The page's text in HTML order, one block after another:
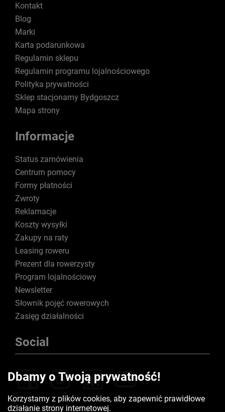
Kontakt
Blog
Marki
Karta podarunkowa
Regulamin sklepu
Regulamin programu lojalnościowego
Polityka prywatności
Sklep stacjonarny Bydgoszcz
Mapa strony
Informacje
Status zamówienia
Centrum pomocy
Formy płatności
Zwroty
Reklamacje
Koszty wysyłki
Zakupy na raty
Leasing roweru
Prezent dla rowerzysty
Program lojalnościowy
Newsletter
Słownik pojęć rowerowych
Zasięg działalności
Social
Dbamy o Twoją prywatność!
Korzystamy z plików cookies, aby zapewnić prawidłowe
działanie strony internetowej.